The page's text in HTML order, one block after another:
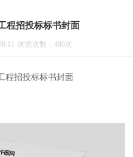
程招投标标书封面
浏览次数： 490次
程招投标标书封面